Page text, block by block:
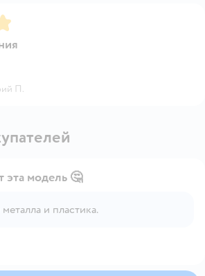
П.
Открыть вопрос
эта модель 🤔
и пластика.